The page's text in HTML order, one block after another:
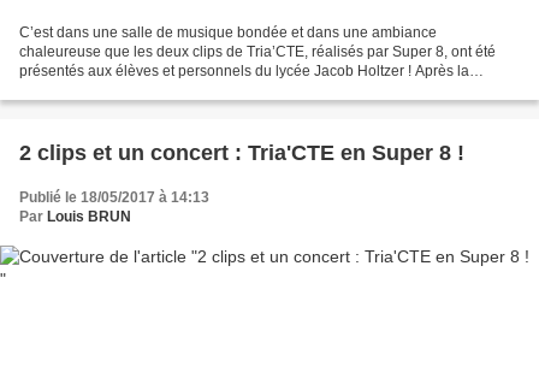
C’est dans une salle de musique bondée et dans une ambiance
chaleureuse que les deux clips de Tria’CTE, réalisés par Super 8, ont été
présentés aux élèves et personnels du lycée Jacob Holtzer ! Après la
2 clips et un concert : Tria'CTE en Super 8 !
Publié le 18/05/2017 à 14:13
Par Louis BRUN